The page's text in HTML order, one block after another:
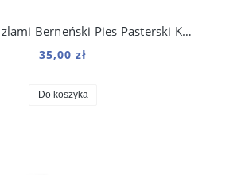
Brelok z frędzlami Berneński Pies Pasterski Kosmo
35,00 zł
Do koszyka